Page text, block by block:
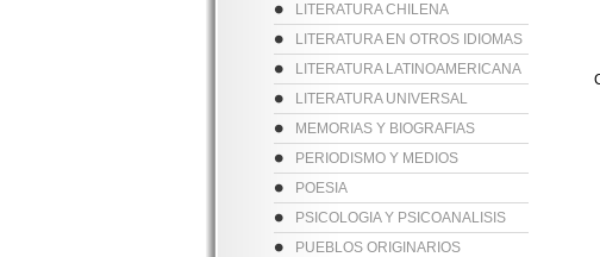
LITERATURA CHILENA
LITERATURA EN OTROS IDIOMAS
LITERATURA LATINOAMERICANA
LITERATURA UNIVERSAL
MEMORIAS Y BIOGRAFIAS
PERIODISMO Y MEDIOS
POESIA
PSICOLOGIA Y PSICOANALISIS
PUEBLOS ORIGINARIOS